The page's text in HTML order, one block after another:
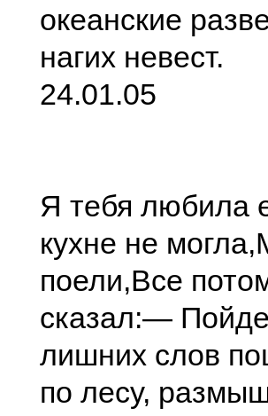
океанские
нагих невест.
24.01.05
Я тебя любила
кухне не могла,
поели,Все
сказал:—
лишних слов
по лесу,